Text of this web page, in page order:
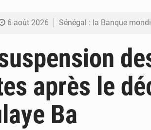
6 août 2026 Sénégal : la Banque mondiale annonce un
5 août 2026 Sénégal : les subventions à l’énergie bondissent à
5 août 2026 Sénégal : le niveau du fleuve Sénégal
5 août 2026 Sénégal : Ousmane Diagne prêtera
après le
Ba